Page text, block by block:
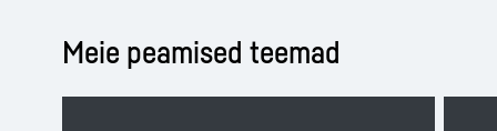
Meie peamised teemad